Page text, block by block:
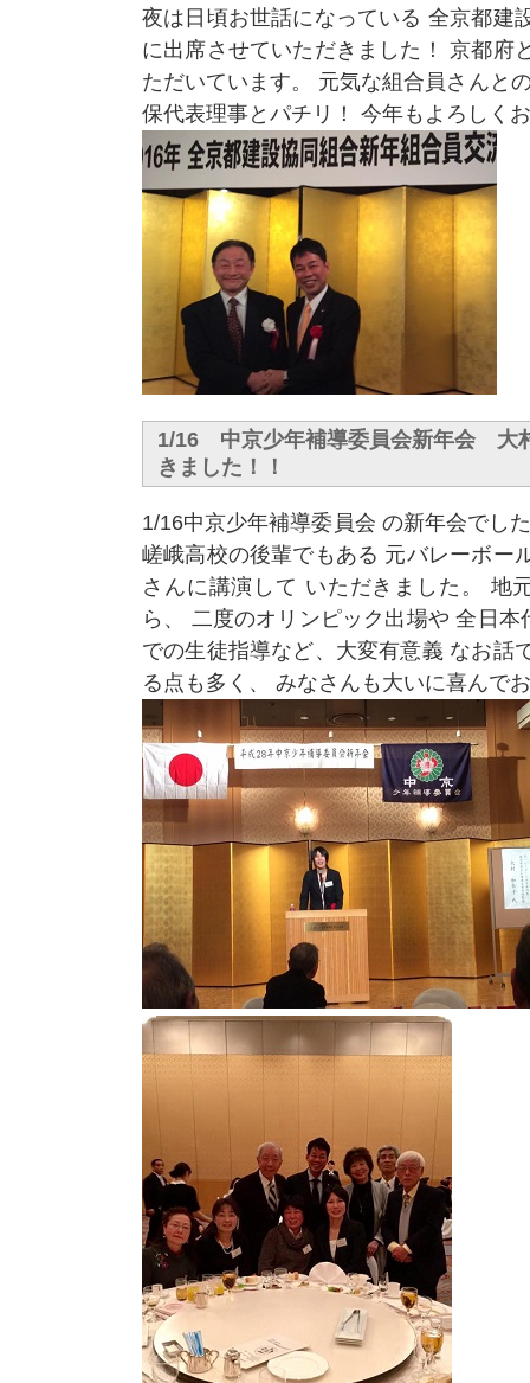
夜は日頃お世話になっている 全京都建
に出席させていただきました！ 京都府
ただいています。 元気な組合員さんと
保代表理事とパチリ！ 今年もよろしく
1/16 中京少年補導委員会新年会 大
きました！！
1/16中京少年補導委員会 の新年会でし
嵯峨高校の後輩でもある 元バレーボー
さんに講演して いただきました。 地
ら、 二度のオリンピック出場や 全日
での生徒指導など、大変有意義 なお話
る点も多く、 みなさんも大いに喜んで